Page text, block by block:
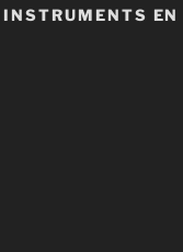
INSTRUMENTS EN